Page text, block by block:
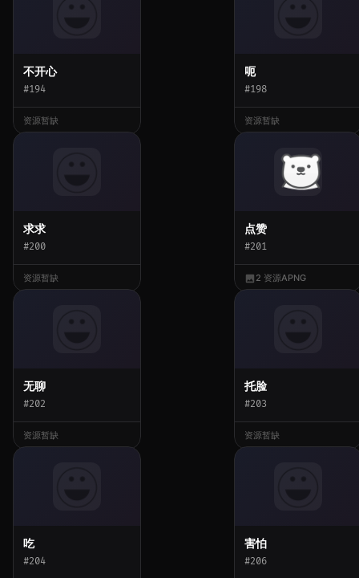
不开心
#194
资源暂缺
呃
#198
资源暂缺
求求
#200
资源暂缺
点赞
#201
2 资源APNG
无聊
#202
资源暂缺
托脸
#203
资源暂缺
吃
#204
害怕
#206